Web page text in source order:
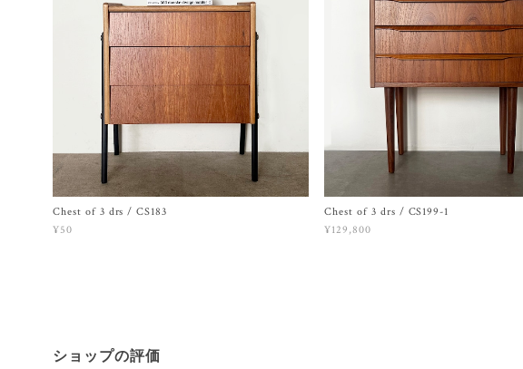
Chest of 3 drs / CS183
¥50
Chest of 3 drs / CS199-1
¥129,800
ショップの評価